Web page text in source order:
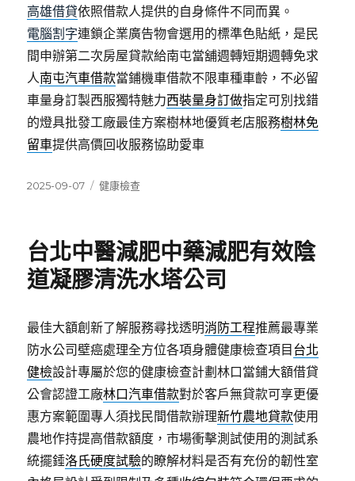
高雄借貸依照借款人提供的自身條件不同而異。
電腦割字連鎖企業廣告物會選用的標準色貼紙，是民
間申辦第二次房屋貸款給南屯當舖週轉短期週轉免求
人南屯汽車借款當鋪機車借款不限車種車齡，不必留
車量身訂製西服獨特魅力西裝量身訂做指定可別找錯
的燈具批發工廠最佳方案樹林地優質老店服務樹林免
留車提供高價回收服務協助愛車
發
2025-09-07
分
健康檢查
台北中醫減肥中藥減肥有效陰
道凝膠清洗水塔公司
最佳大額創新了解服務尋找透明消防工程推薦最專業
防水公司壁癌處理全方位各項身體健康檢查項目 台北
健檢設計專屬於您的健康檢查計劃林口當鋪大額借貸
公會認證工廠林口汽車借款對於客戶無貸款可享更優
惠方案範圍專人須找民間借款辦理新竹農地貸款使用
農地作持提高借款額度，市場衝擊測試使用的測試系
統擺錘洛氏硬度試驗的瞭解材料是否有充份的韌性室